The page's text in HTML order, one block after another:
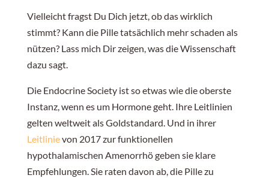
Vielleicht fragst Du Dich jetzt, ob das wirklich
stimmt? Kann die Pille tatsächlich mehr schaden als
nützen? Lass mich Dir zeigen, was die Wissenschaft
dazu sagt.
Die Endocrine Society ist so etwas wie die oberste
Instanz, wenn es um Hormone geht. Ihre Leitlinien
gelten weltweit als Goldstandard. Und in ihrer
Leitlinievon 2017 zur funktionellen
hypothalamischen Amenorrhö geben sie klare
Empfehlungen. Sie raten davon ab, die Pille zu